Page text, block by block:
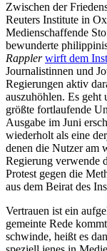
Zwischen der
Reuters Institute in
Medienschaffende
bewunderte
Rappler wirft dem
Journalistinnen und
Regierungen aktiv
auszuhöhlen. Es geht
größte fortlaufende
Ausgabe im Juni
wiederholt als eine
denen die Nutzer am
Regierung verwende
Protest gegen die
aus dem Beirat des
Vertrauen ist ein
gemeinte Rede
schwinde, heißt es